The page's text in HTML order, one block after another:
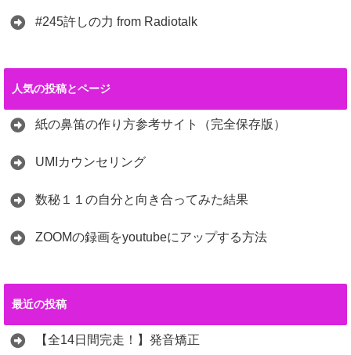
#245許しの力 from Radiotalk
人気の投稿とページ
紙の鼻笛の作り方参考サイト（完全保存版）
UMIカウンセリング
数秘１１の自分と向き合ってみた結果
ZOOMの録画をyoutubeにアップする方法
最近の投稿
【全14日間完走！】発音矯正